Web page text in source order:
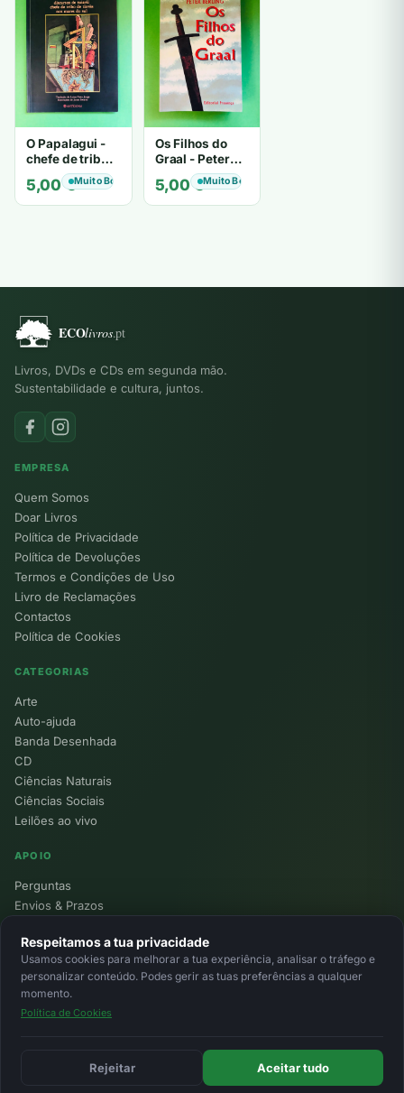
O Papalagui -
chefe de tribo
de tiavéa
5,00€Muito Bom
Os Filhos do
Graal - Peter
Berling
5,00€Muito Bom
Livros, DVDs e CDs em segunda mão.
Sustentabilidade e cultura, juntos.
EMPRESA
Quem Somos
Doar Livros
Política de Privacidade
Política de Devoluções
Termos e Condições de Uso
Livro de Reclamações
Contactos
Política de Cookies
CATEGORIAS
Arte
Auto-ajuda
Banda Desenhada
CD
Ciências Naturais
Ciências Sociais
Leilões ao vivo
APOIO
Perguntas
Envios & Prazos
Devoluções
Minha Conta
© 2026 Ecolivros. Todos os direitos reservados.
Respeitamos a tua privacidade
Usamos cookies para melhorar a tua experiência, analisar o tráfego e
personalizar conteúdo. Podes gerir as tuas preferências a qualquer
momento.
Política de Cookies
Rejeitar Aceitar tudo